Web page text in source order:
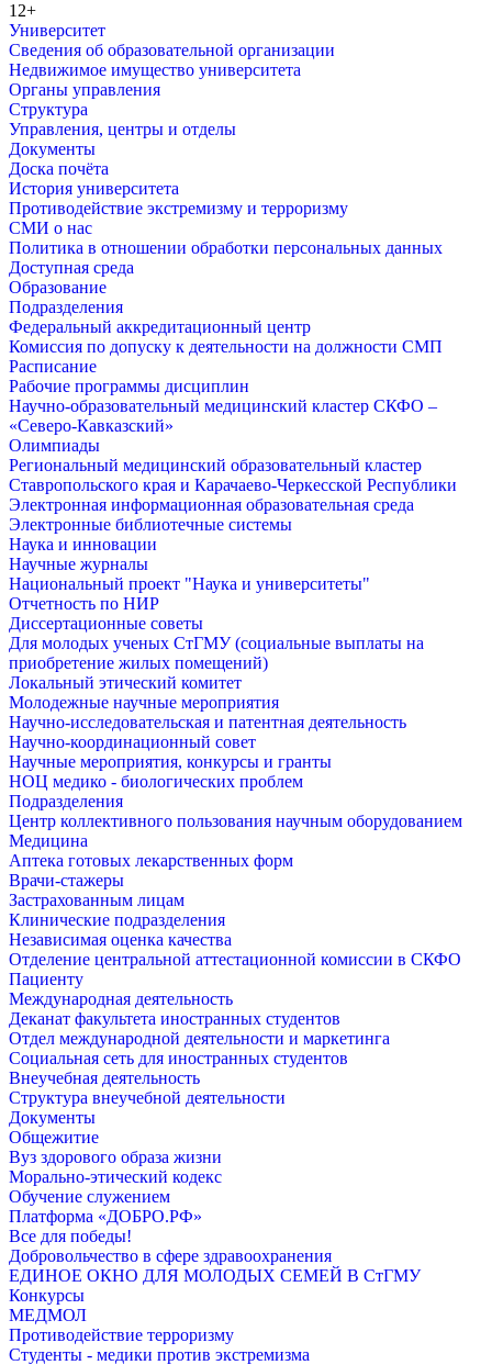
12+
Университет
Сведения об образовательной организации
Недвижимое имущество университета
Органы управления
Структура
Управления, центры и отделы
Документы
Доска почёта
История университета
Противодействие экстремизму и терроризму
СМИ о нас
Политика в отношении обработки персональных данных
Доступная среда
Образование
Подразделения
Федеральный аккредитационный центр
Комиссия по допуску к деятельности на должности СМП
Расписание
Рабочие программы дисциплин
Научно-образовательный медицинский кластер СКФО –
«Северо-Кавказский»
Олимпиады
Региональный медицинский образовательный кластер
Ставропольского края и Карачаево-Черкесской Республики
Электронная информационная образовательная среда
Электронные библиотечные системы
Наука и инновации
Научные журналы
Национальный проект "Наука и университеты"
Отчетность по НИР
Диссертационные советы
Для молодых ученых СтГМУ (социальные выплаты на
приобретение жилых помещений)
Локальный этический комитет
Молодежные научные мероприятия
Научно-исследовательская и патентная деятельность
Научно-координационный совет
Научные мероприятия, конкурсы и гранты
НОЦ медико - биологических проблем
Подразделения
Центр коллективного пользования научным оборудованием
Медицина
Аптека готовых лекарственных форм
Врачи-стажеры
Застрахованным лицам
Клинические подразделения
Независимая оценка качества
Отделение центральной аттестационной комиссии в СКФО
Пациенту
Международная деятельность
Деканат факультета иностранных студентов
Отдел международной деятельности и маркетинга
Социальная сеть для иностранных студентов
Внеучебная деятельность
Структура внеучебной деятельности
Документы
Общежитие
Вуз здорового образа жизни
Морально-этический кодекс
Обучение служением
Платформа «ДОБРО.РФ»
Все для победы!
Добровольчество в сфере здравоохранения
ЕДИНОЕ ОКНО ДЛЯ МОЛОДЫХ СЕМЕЙ В СтГМУ
Конкурсы
МЕДМОЛ
Противодействие терроризму
Студенты - медики против экстремизма